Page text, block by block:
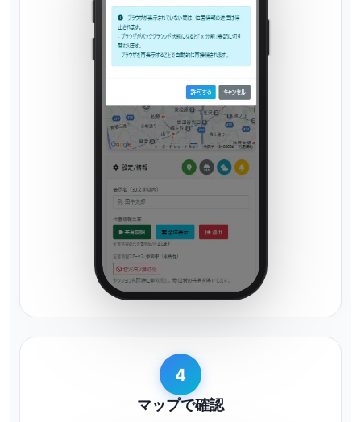
4
マップで確認